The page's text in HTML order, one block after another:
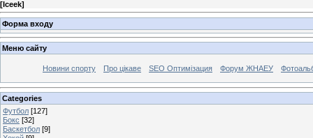
[Iceek]
Форма входу
Меню сайту
Новини спорту Про цікаве SEO Оптимізация Форум ЖНАЕУ
Categories
Футбол [127]
Бокс [32]
Баскетбол [9]